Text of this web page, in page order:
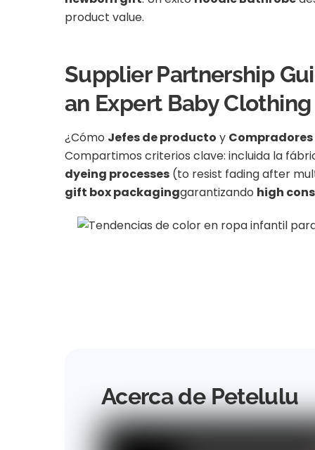
product value.
Supplier Partnership
an Expert Baby
¿Cómo Jefes de producto y
Compartimos criterios clave: incluida la
dyeing processes (to resist fading after
gift box packaginggarantizando high
Acerca de Petelulu